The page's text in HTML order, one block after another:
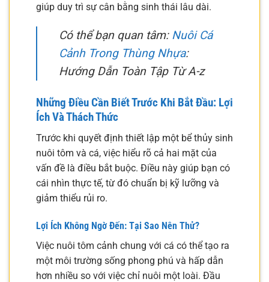
giúp duy trì sự cân bằng sinh thái lâu dài.
Có thể bạn quan tâm: Nuôi Cá
Cảnh Trong Thùng Nhựa:
Hướng Dẫn Toàn Tập Từ A-z
Những Điều Cần Biết Trước Khi Bắt Đầu: Lợi
Ích Và Thách Thức
Trước khi quyết định thiết lập một bể thủy sinh
nuôi tôm và cá, việc hiểu rõ cả hai mặt của
vấn đề là điều bắt buộc. Điều này giúp bạn có
cái nhìn thực tế, từ đó chuẩn bị kỹ lưỡng và
giảm thiểu rủi ro.
Lợi Ích Không Ngờ Đến: Tại Sao Nên Thử?
Việc nuôi tôm cảnh chung với cá có thể tạo ra
một môi trường sống phong phú và hấp dẫn
hơn nhiều so với việc chỉ nuôi một loài. Đầu